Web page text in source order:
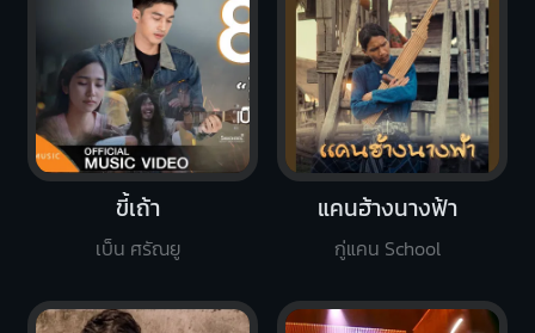
ขี้เถ้า
เบ็น ศรัณยู
แคนฮ้างนางฟ้า
กู่แคน School